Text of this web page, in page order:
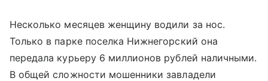
Несколько месяцев женщину водили за нос.
Только в парке поселка Нижнегорский она
передала курьеру 6 миллионов рублей наличными.
В общей сложности мошенники завладели